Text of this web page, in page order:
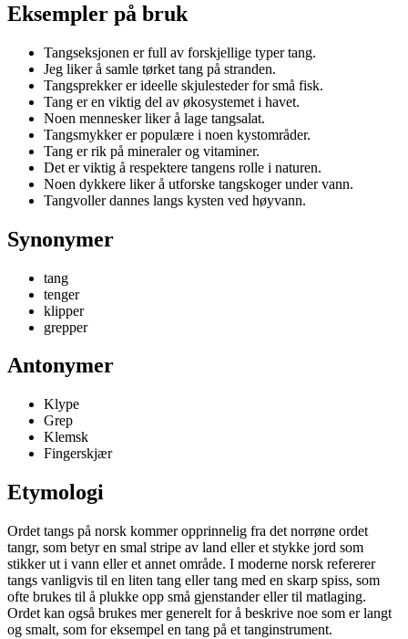
Eksempler på bruk
Tangseksjonen er full av forskjellige typer tang.
Jeg liker å samle tørket tang på stranden.
Tangsprekker er ideelle skjulesteder for små fisk.
Tang er en viktig del av økosystemet i havet.
Noen mennesker liker å lage tangsalat.
Tangsmykker er populære i noen kystområder.
Tang er rik på mineraler og vitaminer.
Det er viktig å respektere tangens rolle i naturen.
Noen dykkere liker å utforske tangskoger under vann.
Tangvoller dannes langs kysten ved høyvann.
Synonymer
tang
tenger
klipper
grepper
Antonymer
Klype
Grep
Klemsk
Fingerskjær
Etymologi
Ordet tangs på norsk kommer opprinnelig fra det norrøne ordet
tangr, som betyr en smal stripe av land eller et stykke jord som
stikker ut i vann eller et annet område. I moderne norsk refererer
tangs vanligvis til en liten tang eller tang med en skarp spiss, som
ofte brukes til å plukke opp små gjenstander eller til matlaging.
Ordet kan også brukes mer generelt for å beskrive noe som er langt
og smalt, som for eksempel en tang på et tanginstrument.